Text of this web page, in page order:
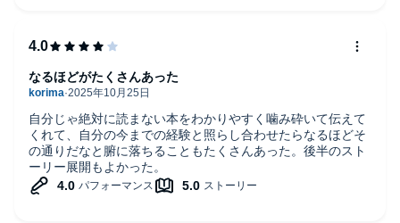
自分じゃ絶対に読まない本をわかりやすく噛み砕いて伝えて
くれて、自分の今までの経験と照らし合わせたらなるほどそ
の通りだなと腑に落ちることもたくさんあった。後半のスト
ーリー展開もよかった。
なるほどがたくさんあった